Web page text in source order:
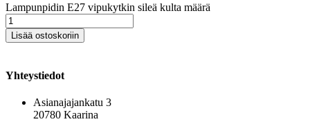
Lampunpidin E27 vipukytkin sileä kulta määrä
Lisää ostoskoriin
Yhteystiedot
Asianajajankatu 3
20780 Kaarina